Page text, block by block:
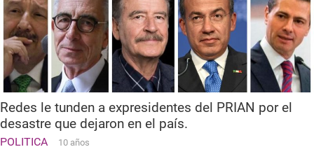
Redes le tunden a expresidentes del PRIAN por el
desastre que dejaron en el país.
POLITICA 10 años